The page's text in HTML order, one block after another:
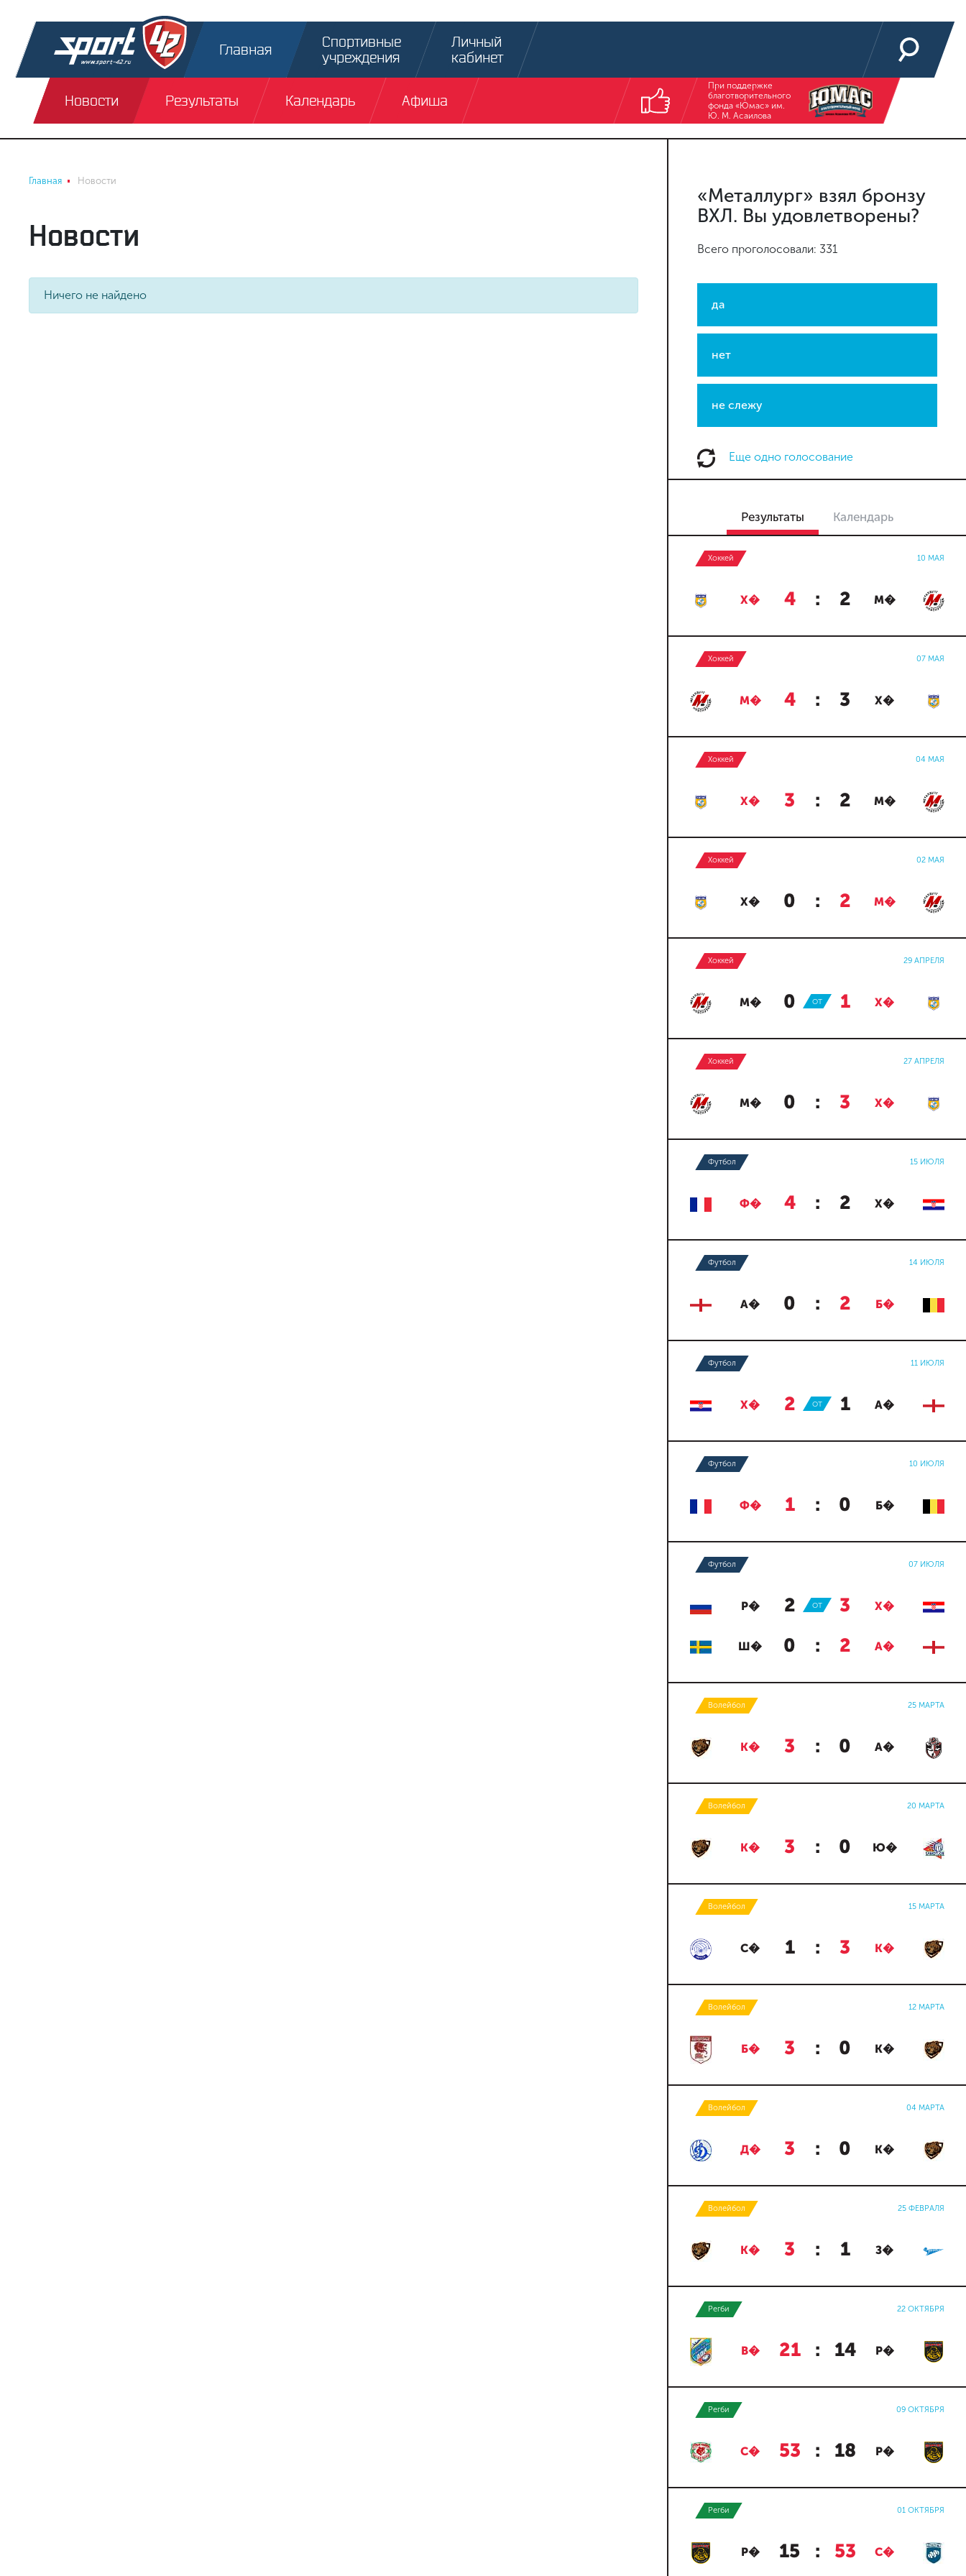
Главная
Спортивные
учреждения
Личный
кабинет
Новости Результаты Календарь Афиша
При поддержке
благотворительного
фонда «Юмас» им.
Ю. М. Асаилова
Главная Новости
Новости
Ничего не найдено
«Металлург» взял бронзу
ВХЛ. Вы удовлетворены?
Всего проголосовали: 331
да
нет
не слежу
Еще одно голосование
Результаты Календарь
Хоккей 10 МАЯ
Х� 4 : 2 М�
Хоккей 07 МАЯ
М� 4 : 3 Х�
Хоккей 04 МАЯ
Х� 3 : 2 М�
Хоккей 02 МАЯ
Х� 0 : 2 М�
Хоккей 29 АПРЕЛЯ
М� 0 : 1 Х�
ОТ
Хоккей 27 АПРЕЛЯ
М� 0 : 3 Х�
Футбол 15 ИЮЛЯ
Ф� 4 : 2 Х�
Футбол 14 ИЮЛЯ
А� 0 : 2 Б�
Футбол 11 ИЮЛЯ
Х� 2 : 1 А�
ОТ
Футбол 10 ИЮЛЯ
Ф� 1 : 0 Б�
Футбол 07 ИЮЛЯ
Р� 2 : 3 Х�
ОТ
Ш� 0 : 2 А�
Волейбол 25 МАРТА
К� 3 : 0 А�
Волейбол 20 МАРТА
К� 3 : 0 Ю�
Волейбол 15 МАРТА
С� 1 : 3 К�
Волейбол 12 МАРТА
Б� 3 : 0 К�
Волейбол 04 МАРТА
Д� 3 : 0 К�
Волейбол 25 ФЕВРАЛЯ
К� 3 : 1 З�
Регби 22 ОКТЯБРЯ
В� 21 : 14 Р�
Регби 09 ОКТЯБРЯ
С� 53 : 18 Р�
Регби 01 ОКТЯБРЯ
Р� 15 : 53 С�